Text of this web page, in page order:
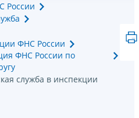
России
ФНС России
ФНС России по
служба в инспекции